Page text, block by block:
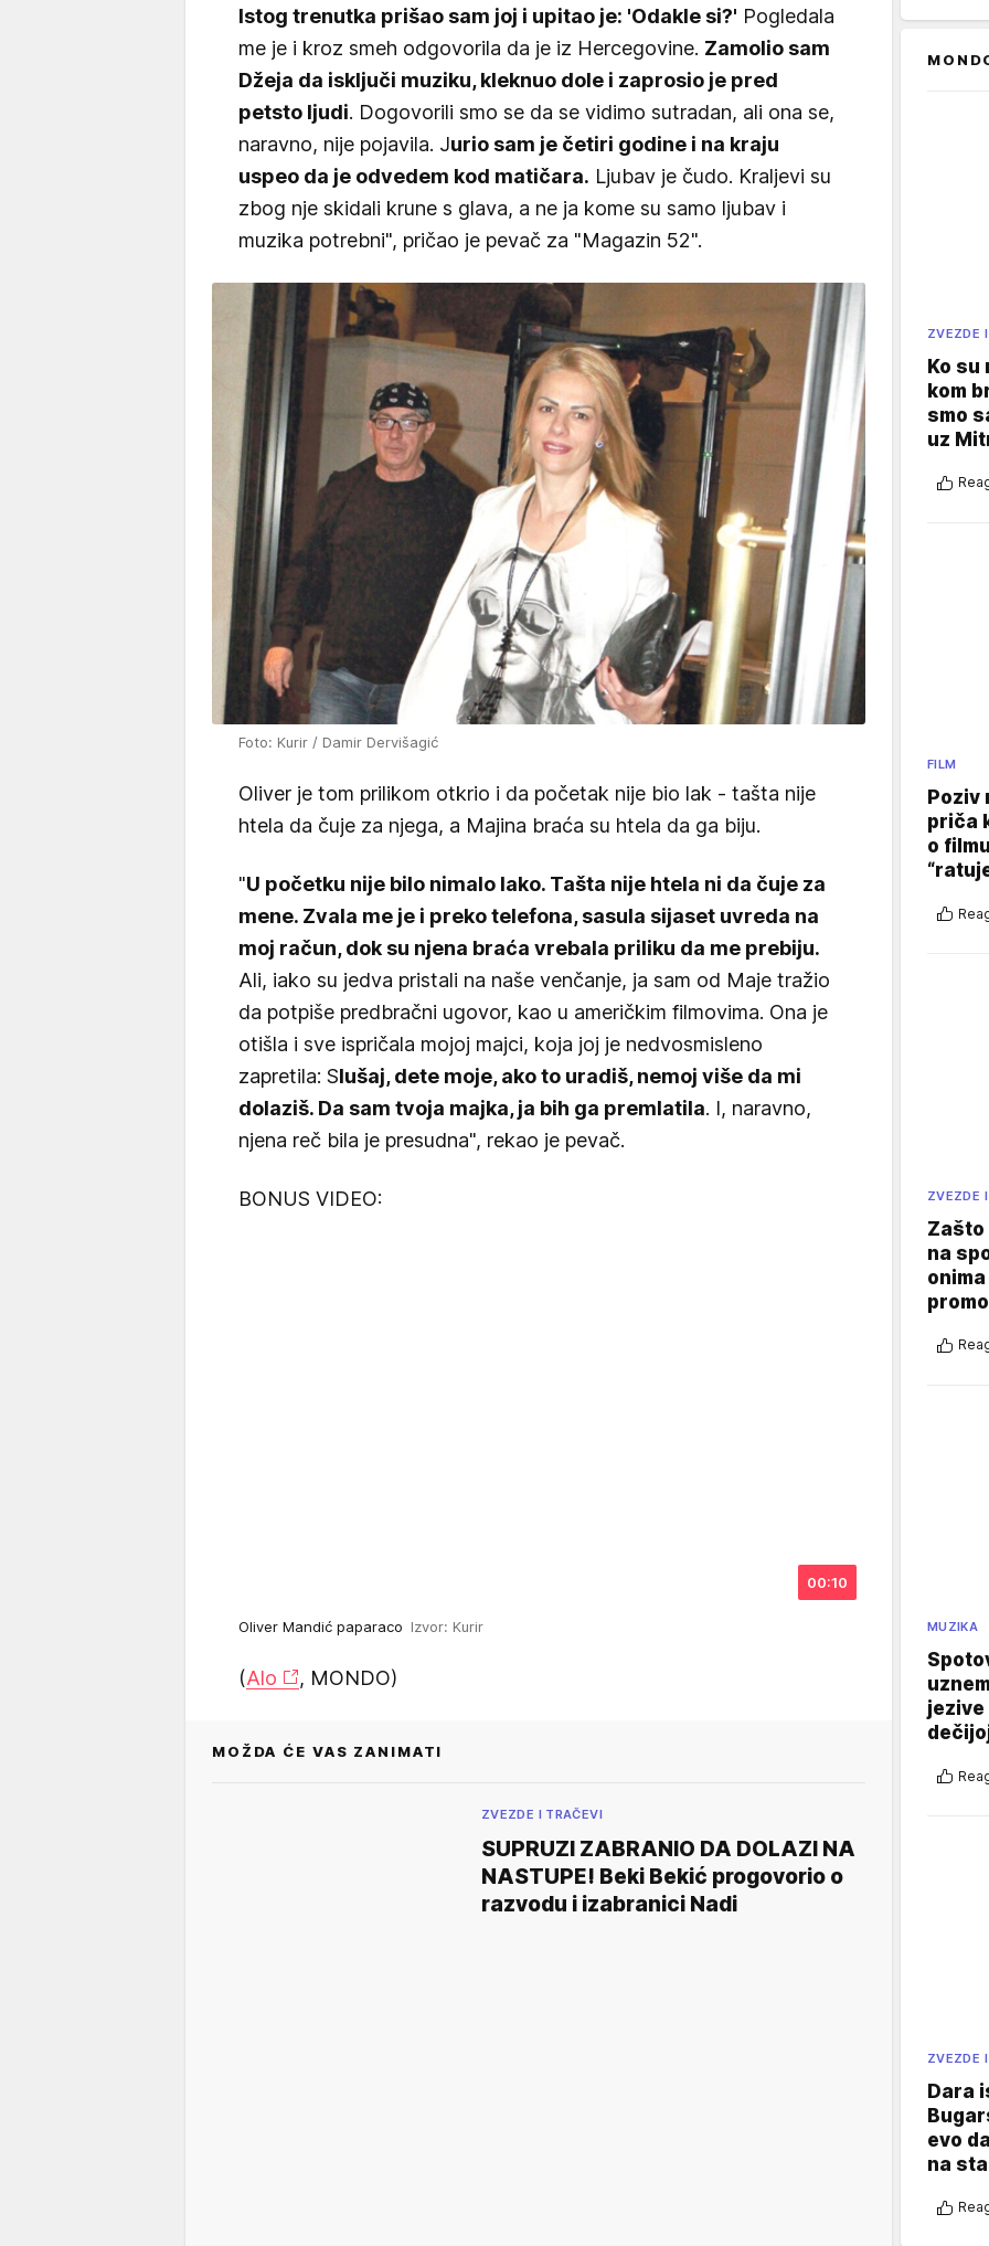
Istog trenutka prišao sam joj i upitao je: 'Odakle si?' Pogledala
me je i kroz smeh odgovorila da je iz Hercegovine. Zamolio sam
Džeja da isključi muziku, kleknuo dole i zaprosio je pred
petsto ljudi. Dogovorili smo se da se vidimo sutradan, ali ona se,
naravno, nije pojavila. Jurio sam je četiri godine i na kraju
uspeo da je odvedem kod matičara. Ljubav je čudo. Kraljevi su
zbog nje skidali krune s glava, a ne ja kome su samo ljubav i
muzika potrebni", pričao je pevač za "Magazin 52".
Foto: Kurir / Damir Dervišagić
Oliver je tom prilikom otkrio i da početak nije bio lak - tašta nije
htela da čuje za njega, a Majina braća su htela da ga biju.
"U početku nije bilo nimalo lako. Tašta nije htela ni da čuje za
mene. Zvala me je i preko telefona, sasula sijaset uvreda na
moj račun, dok su njena braća vrebala priliku da me prebiju.
Ali, iako su jedva pristali na naše venčanje, ja sam od Maje tražio
da potpiše predbračni ugovor, kao u američkim filmovima. Ona je
otišla i sve ispričala mojoj majci, koja joj je nedvosmisleno
zapretila: Slušaj, dete moje, ako to uradiš, nemoj više da mi
dolaziš. Da sam tvoja majka, ja bih ga premlatila. I, naravno,
njena reč bila je presudna", rekao je pevač.
BONUS VIDEO:
00:10
Oliver Mandić paparaco Izvor: Kurir
(Alo , MONDO)
MOŽDA ĆE VAS ZANIMATI
ZVEZDE I TRAČEVI
SUPRUZI ZABRANIO DA DOLAZI NA
NASTUPE! Beki Bekić progovorio o
razvodu i izabranici Nadi
ZVEZDE
Ko su
kom
smo
uz
FILM
Poziv
priča
o
ZVEZDE
Zašto
na
MUZIKA
jezive
ZVEZDE
Dara
evo
na